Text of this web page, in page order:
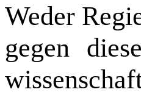
Weder
gegen